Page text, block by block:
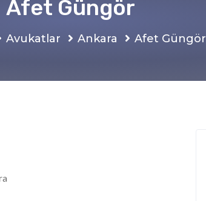
Afet Güngör
Avukatlar Ankara Afet Güngör